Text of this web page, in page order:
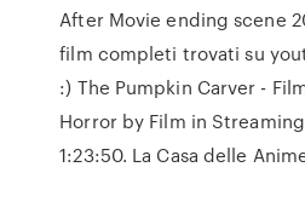
After Movie ending scene
film completi trovati su
:) The Pumpkin Carver -
Horror by Film in Streaming
1:23:50. La Casa delle